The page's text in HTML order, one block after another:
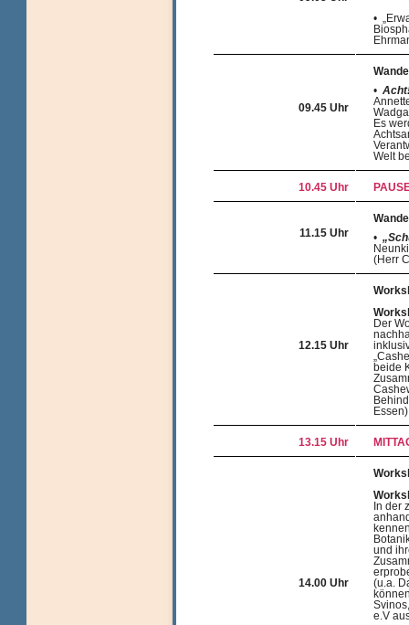
•
09.45 Uhr
•
Es
Welt
10.45 Uhr
11.15 Uhr
•
(Herr
12.15 Uhr
Der
beide
Essen)
13.15 Uhr
14.00 Uhr
In der
und
(u.a.
e.V